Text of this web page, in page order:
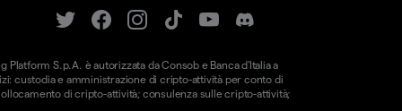
S.p.A. è autorizzata da Consob e Banca d'Italia a
custodia e amministrazione di cripto-attività per conto di
di cripto-attività; consulenza sulle cripto-attività;